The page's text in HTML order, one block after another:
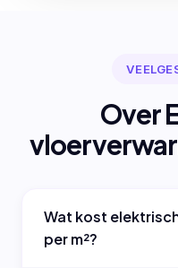
Over
Wat kost
per m²?